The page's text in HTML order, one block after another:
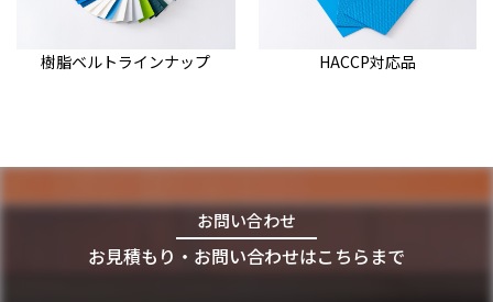
樹脂ベルトラインナップ HACCP対応品
お問い合わせ
お見積もり・お問い合わせはこちらまで